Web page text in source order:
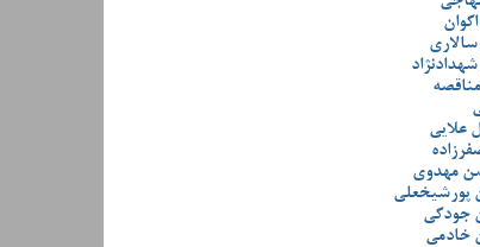
سالاری
علایی
مهدوی
پورشیخعلی
جودکی
خادمی